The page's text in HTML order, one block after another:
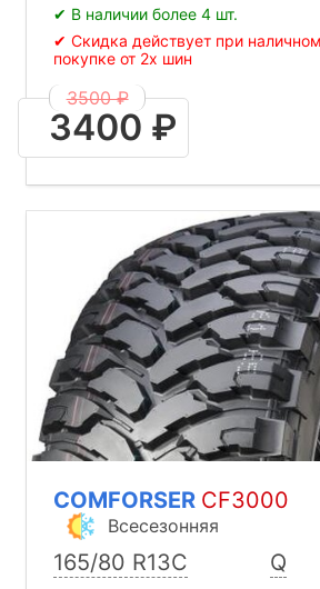
✔ В наличии более 4 шт.
✔ Скидка действует при
покупке от 2х шин
3500 ₽
3400 ₽
COMFORSER CF3000
Всесезонняя
165/80 R13C Q